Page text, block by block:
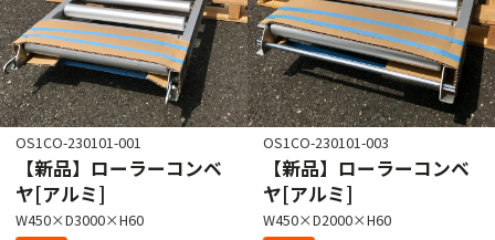
OS1CO-230101-001
【新品】ローラーコンベ
ヤ[アルミ]
W450×D3000×H60
OS1CO-230101-003
【新品】ローラーコンベ
ヤ[アルミ]
W450×D2000×H60